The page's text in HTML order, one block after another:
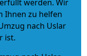
werden. Wir
Ihnen zu helfen
nach Uslar
ist.